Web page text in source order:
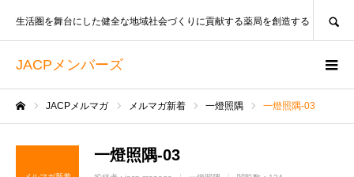
JACPメンバーズ
生活圏を舞台にした健全な地域社会づくりに貢献する薬局を創造する
JACPメルマガ メルマガ新着 一燈照隅 一燈照隅-03
一燈照隅-03